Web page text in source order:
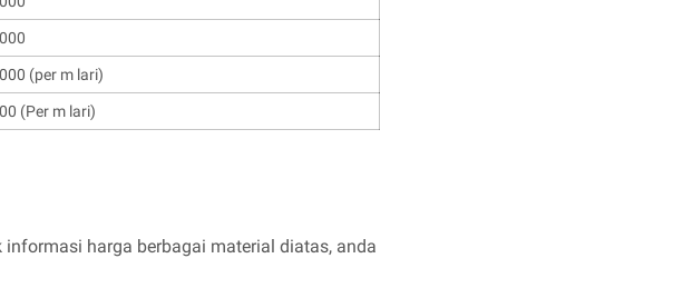
(per m lari)
(Per m lari)
harga berbagai material diatas, anda